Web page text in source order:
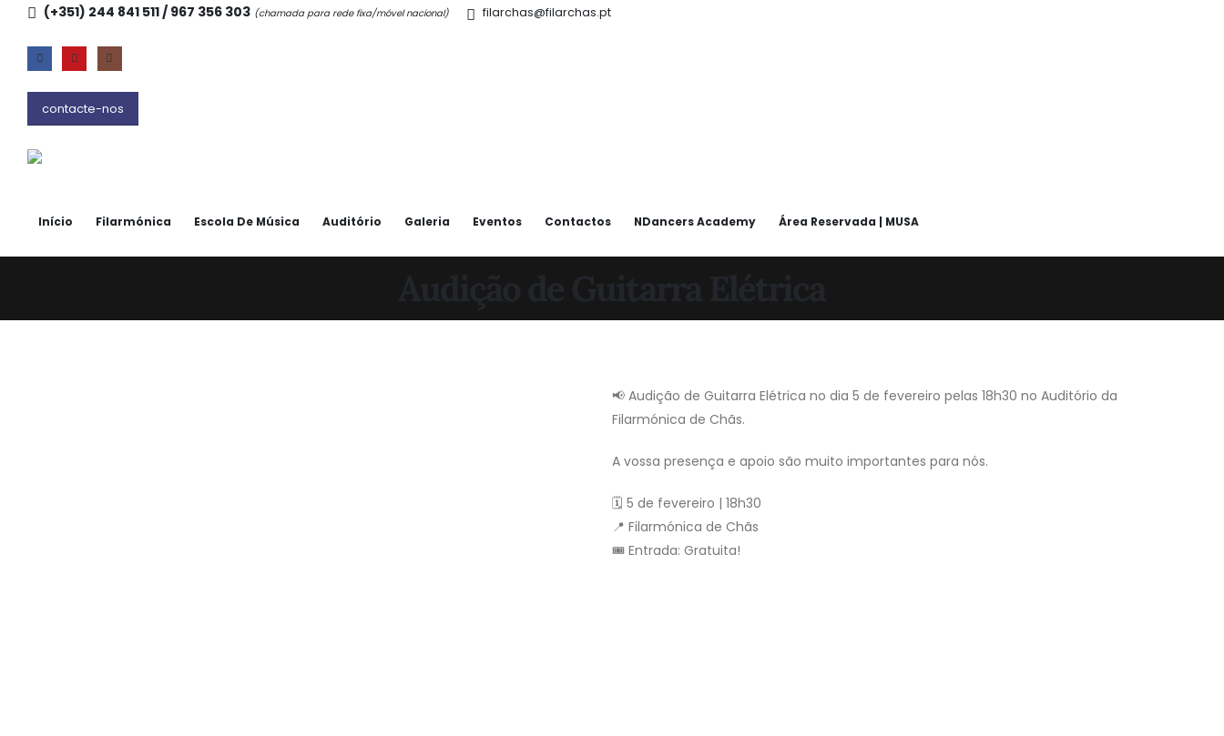
(+351) 244 841 511 / 967 356 303 (chamada para rede fixa/móvel nacional) filarchas@filarchas.pt
contacte-nos
Início Filarmónica Escola De Música Auditório Galeria Eventos Contactos NDancers Academy Área Reservada | MUSA
📢 Audição de Guitarra Elétrica no dia 5 de fevereiro pelas 18h30 no Auditório da
Filarmónica de Chãs.
A vossa presença e apoio são muito importantes para nós.
🗓️ 5 de fevereiro | 18h30
📍 Filarmónica de Chãs
🎟️ Entrada: Gratuita!